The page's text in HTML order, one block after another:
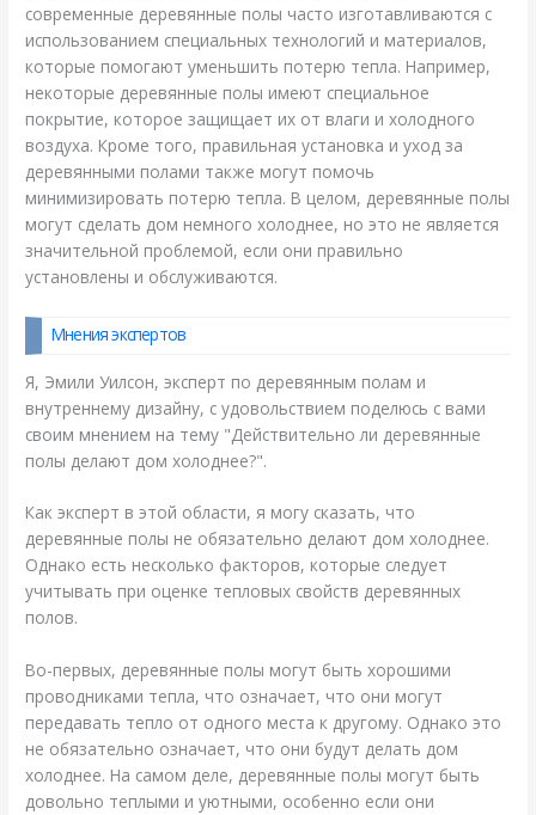
современные деревянные полы часто изготавливаются с
использованием специальных технологий и материалов,
которые помогают уменьшить потерю тепла. Например,
некоторые деревянные полы имеют специальное
покрытие, которое защищает их от влаги и холодного
воздуха. Кроме того, правильная установка и уход за
деревянными полами также могут помочь
минимизировать потерю тепла. В целом, деревянные полы
могут сделать дом немного холоднее, но это не является
значительной проблемой, если они правильно
установлены и обслуживаются.
Мнения экспертов
Я, Эмили Уилсон, эксперт по деревянным полам и
внутреннему дизайну, с удовольствием поделюсь с вами
своим мнением на тему "Действительно ли деревянные
полы делают дом холоднее?".
Как эксперт в этой области, я могу сказать, что
деревянные полы не обязательно делают дом холоднее.
Однако есть несколько факторов, которые следует
учитывать при оценке тепловых свойств деревянных
полов.
Во-первых, деревянные полы могут быть хорошими
проводниками тепла, что означает, что они могут
передавать тепло от одного места к другому. Однако это
не обязательно означает, что они будут делать дом
холоднее. На самом деле, деревянные полы могут быть
довольно теплыми и уютными, особенно если они